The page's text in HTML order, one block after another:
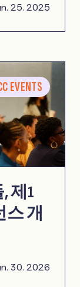
25. 2025
EVENTS
제1
개
30. 2026